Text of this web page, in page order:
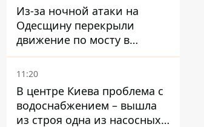
Из-за ночной атаки на
Одесщину перекрыли
движение по мосту в
Маяках - подробности от
ГНСУ
11:20
В центре Киева проблема с
водоснабжением – вышла
из строя одна из насосных